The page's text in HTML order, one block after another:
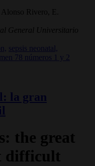
Rivero, E.
General Universitario
sepsis neonatal,
78 números 1 y 2
la gran
the great
difficult